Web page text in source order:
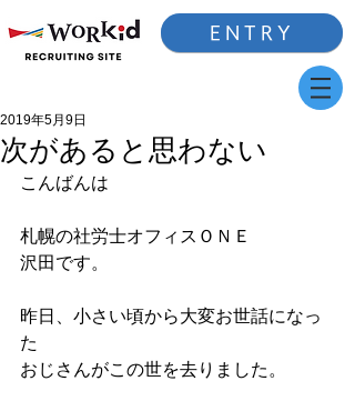
ENTRY
次があると思わない
2019年5月9日
こんばんは
札幌の社労士オフィスＯＮＥ
沢田です。
昨日、小さい頃から大変お世話になっ
た
おじさんがこの世を去りました。